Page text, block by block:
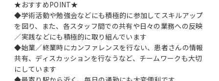
★おすすめPOINT★
◆学術活動や勉強会などにも積極的に参加してスキルアップ
を図り、また、各スタッフ間での共有や日々の業務への反映
／実践などにも積極的に取り組んでいます
◆始業／終業時にカンファレンスを行ない、患者さんの情報
共有、ディスカッションを行なうなど、チームワークも大切
にしています